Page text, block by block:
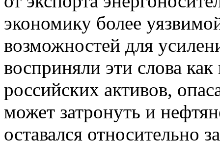
экономику более
возможностей для
восприняли эти слова
российских активов,
может затронуть и
оставался